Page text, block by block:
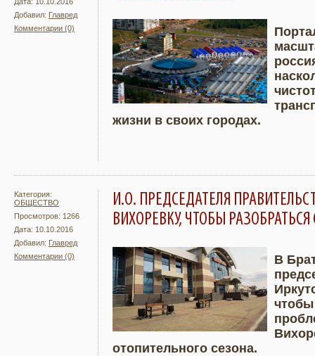
Добавил: Главред
Комментарии (0)
Подробнее
жизни в своих городах.
Категория:
ОБЩЕСТВО
Просмотров: 1266
Дата: 10.10.2016
Добавил: Главред
Комментарии (0)
И.О. ПРЕДСЕДАТЕЛЯ
ВИХОРЕВКУ, ЧТОБЫ
Подробнее
В
чтобы
отопительного сезона.